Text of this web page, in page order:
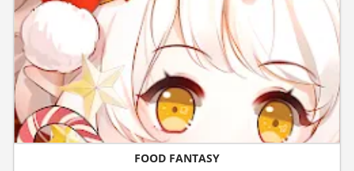
FOOD FANTASY